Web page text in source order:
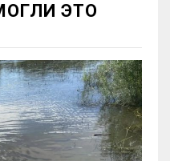
ЭТО